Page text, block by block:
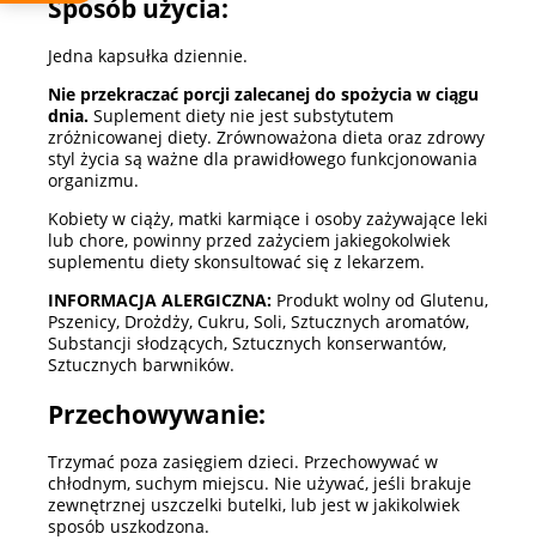
Sposób użycia:
Jedna kapsułka dziennie.
Nie przekraczać porcji zalecanej do spożycia w ciągu
dnia. Suplement diety nie jest substytutem
zróżnicowanej diety. Zrównoważona dieta oraz zdrowy
styl życia są ważne dla prawidłowego funkcjonowania
organizmu.
Kobiety w ciąży, matki karmiące i osoby zażywające leki
lub chore, powinny przed zażyciem jakiegokolwiek
suplementu diety skonsultować się z lekarzem.
INFORMACJA ALERGICZNA: Produkt wolny od Glutenu,
Pszenicy, Drożdży, Cukru, Soli, Sztucznych aromatów,
Substancji słodzących, Sztucznych konserwantów,
Sztucznych barwników.
Przechowywanie:
Trzymać poza zasięgiem dzieci. Przechowywać w
chłodnym, suchym miejscu. Nie używać, jeśli brakuje
zewnętrznej uszczelki butelki, lub jest w jakikolwiek
sposób uszkodzona.